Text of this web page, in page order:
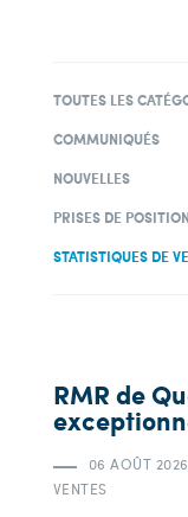
TOUTES LES
COMMUNIQUÉS
NOUVELLES
PRISES DE POSITION
STATISTIQUES DE
RMR de
06 AOÛT 2026
VENTES